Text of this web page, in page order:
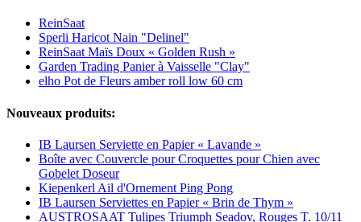
ReinSaat
Sperli Haricot Nain "Delinel"
ReinSaat Maïs Doux « Golden Rush »
Garden Trading Panier à Vaisselle "Clay"
elho Pot de Fleurs amber roll low 60 cm
Nouveaux produits:
IB Laursen Serviette en Papier « Lavande »
Boîte avec Couvercle pour Croquettes pour Chien avec
Gobelet Doseur
Kiepenkerl Ail d'Ornement Ping Pong
IB Laursen Serviettes en Papier « Brin de Thym »
AUSTROSAAT Tulipes Triumph Seadov, Rouges T. 10/11